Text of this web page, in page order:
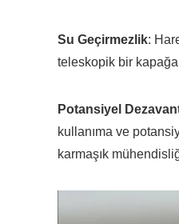
Su Geçirmezlik:
teleskopik bir
Potansiyel
kullanıma ve
karmaşık